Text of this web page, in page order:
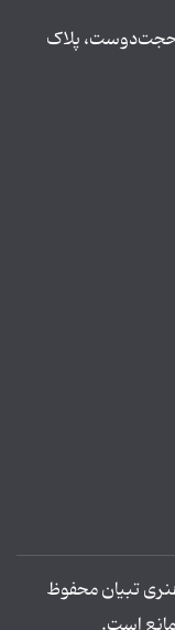
حجت‌دوست، پلاک
تبیان محفوظ